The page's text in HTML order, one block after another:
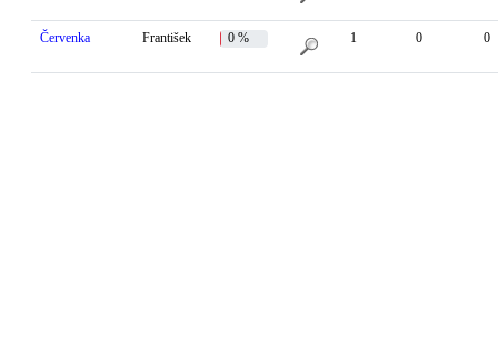
Červenka František 0 % 1 0 0